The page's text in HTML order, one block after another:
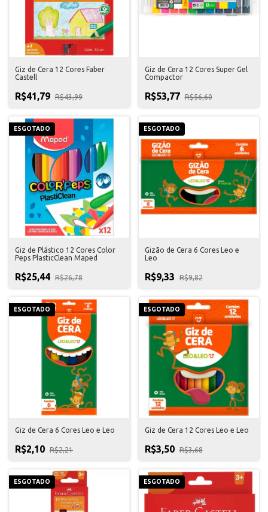
Giz de Cera 12 Cores Faber
Castell
R$41,79 R$43,99
Giz de Cera 12 Cores Super Gel
Compactor
R$53,77 R$56,60
ESGOTADO
Giz de Plástico 12 Cores Color
Peps PlasticClean Maped
R$25,44 R$26,78
ESGOTADO
Gizão de Cera 6 Cores Leo e
Leo
R$9,33 R$9,82
ESGOTADO
Giz de Cera 6 Cores Leo e Leo
R$2,10 R$2,21
ESGOTADO
Giz de Cera 12 Cores Leo e Leo
R$3,50 R$3,68
ESGOTADO ESGOTADO